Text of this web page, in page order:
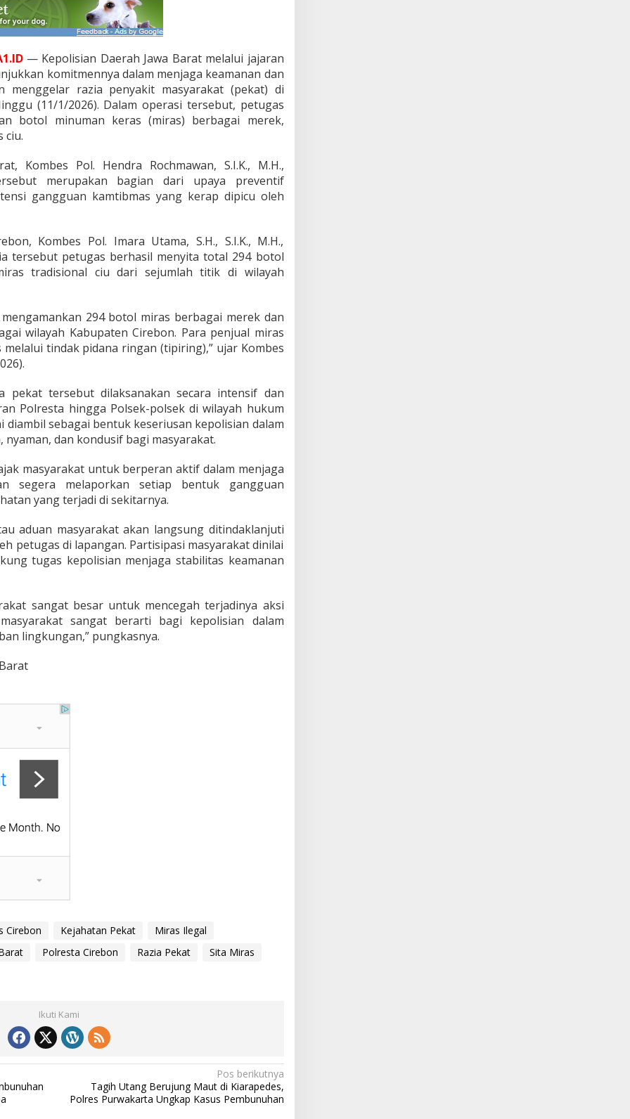
— Kepolisian Daerah Jawa Barat melalui jajaran
komitmennya dalam menjaga keamanan dan
menggelar razia penyakit masyarakat (pekat) di
(11/1/2026). Dalam operasi tersebut, petugas
botol minuman keras (miras) berbagai merek,
ciu.
Kombes Pol. Hendra Rochmawan, S.I.K., M.H.,
merupakan bagian dari upaya preventif
gangguan kamtibmas yang kerap dipicu oleh
Kombes Pol. Imara Utama, S.H., S.I.K., M.H.,
tersebut petugas berhasil menyita total 294 botol
tradisional ciu dari sejumlah titik di wilayah
294 botol miras berbagai merek dan
wilayah Kabupaten Cirebon. Para penjual miras
tindak pidana ringan (tipiring),” ujar Kombes
pekat tersebut dilaksanakan secara intensif dan
Polresta hingga Polsek-polsek di wilayah hukum
diambil sebagai bentuk keseriusan kepolisian dalam
dan kondusif bagi masyarakat.
masyarakat untuk berperan aktif dalam menjaga
segera melaporkan setiap bentuk gangguan
yang terjadi di sekitarnya.
aduan masyarakat akan langsung ditindaklanjuti
petugas di lapangan. Partisipasi masyarakat dinilai
tugas kepolisian menjaga stabilitas keamanan
sangat besar untuk mencegah terjadinya aksi
sangat berarti bagi kepolisian dalam
lingkungan,” pungkasnya.
Cirebon Kejahatan Pekat
Miras Ilegal
Polresta Cirebon Razia Pekat
Sita Miras
Ikuti Kami
Pos berikutnya
Tagih Utang Berujung Maut di Kiarapedes,
Polres Purwakarta Ungkap Kasus Pembunuhan